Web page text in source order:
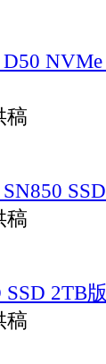
稿
稿
SSD 2TB
稿